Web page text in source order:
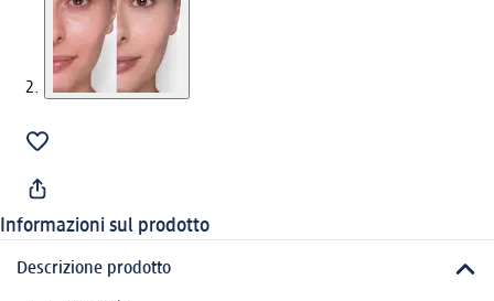
Informazioni sul prodotto
Descrizione prodotto